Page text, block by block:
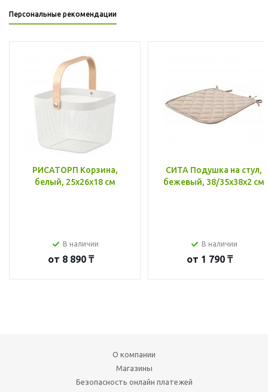
Персональные рекомендации
РИСАТОРП Корзина,
белый, 25x26x18 см
В наличии
от 8 890 ₸
СИТА Подушка на стул,
бежевый, 38/35x38x2 см
В наличии
от 1 790 ₸
О компании
Магазины
Безопасность онлайн платежей